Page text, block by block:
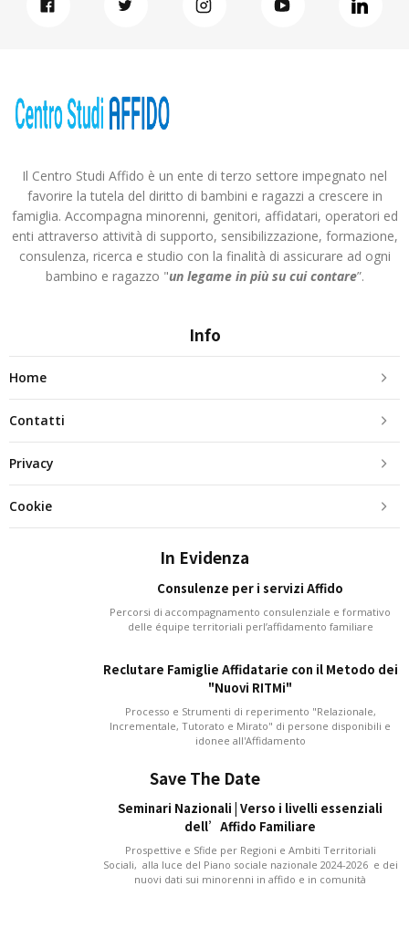
Il Centro Studi Affido è un ente di terzo settore impegnato nel
favorire la tutela del diritto di bambini e ragazzi a crescere in
famiglia. Accompagna minorenni, genitori, affidatari, operatori ed
enti attraverso attività di supporto, sensibilizzazione, formazione,
consulenza, ricerca e studio con la finalità di assicurare ad ogni
bambino e ragazzo "un legame in più su cui contare”.
Info
Home
Contatti
Privacy
Cookie
In Evidenza
Consulenze per i servizi Affido
Percorsi di accompagnamento consulenziale e formativo
delle équipe territoriali perl’affidamento familiare
Reclutare Famiglie Affidatarie con il Metodo dei
"Nuovi RITMi"
Processo e Strumenti di reperimento "Relazionale,
Incrementale, Tutorato e Mirato" di persone disponibili e
idonee all'Affidamento
Save The Date
Seminari Nazionali | Verso i livelli essenziali
dell’Affido Familiare
Prospettive e Sfide per Regioni e Ambiti Territoriali
Sociali, alla luce del Piano sociale nazionale 2024-2026 e dei
nuovi dati sui minorenni in affido e in comunità